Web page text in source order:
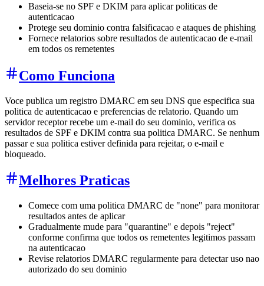
Baseia-se no SPF e DKIM para aplicar politicas de
autenticacao
Protege seu dominio contra falsificacao e ataques de phishing
Fornece relatorios sobre resultados de autenticacao de e-mail
em todos os remetentes
Como Funciona
Voce publica um registro DMARC em seu DNS que especifica sua
politica de autenticacao e preferencias de relatorio. Quando um
servidor receptor recebe um e-mail do seu dominio, verifica os
resultados de SPF e DKIM contra sua politica DMARC. Se nenhum
passar e sua politica estiver definida para rejeitar, o e-mail e
bloqueado.
Melhores Praticas
Comece com uma politica DMARC de "none" para monitorar
resultados antes de aplicar
Gradualmente mude para "quarantine" e depois "reject"
conforme confirma que todos os remetentes legitimos passam
na autenticacao
Revise relatorios DMARC regularmente para detectar uso nao
autorizado do seu dominio